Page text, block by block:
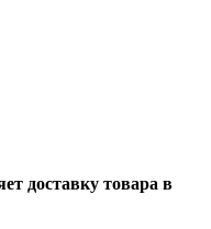
доставку товара в